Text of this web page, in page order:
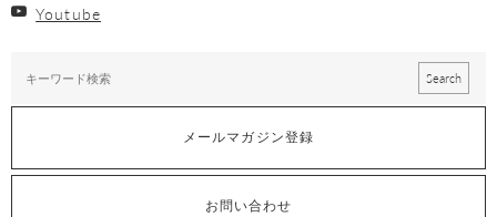
Youtube
メールマガジン登録
お問い合わせ